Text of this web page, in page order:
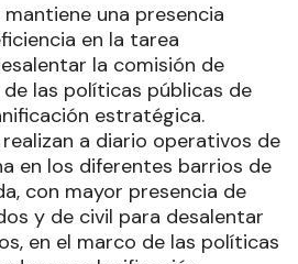
una presencia
en la tarea
la comisión de
las políticas públicas de
estratégica.
a diario operativos de
en los diferentes barrios de
con mayor presencia de
y de civil para desalentar
en el marco de las políticas